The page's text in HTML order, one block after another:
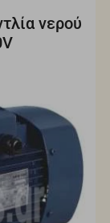
νερού